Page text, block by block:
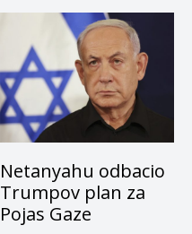
Netanyahu odbacio
Trumpov plan za
Pojas Gaze